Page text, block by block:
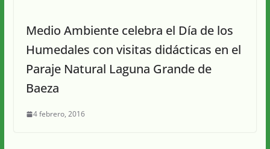
Medio Ambiente celebra el Día de los
Humedales con visitas didácticas en el
Paraje Natural Laguna Grande de
Baeza
4 febrero, 2016